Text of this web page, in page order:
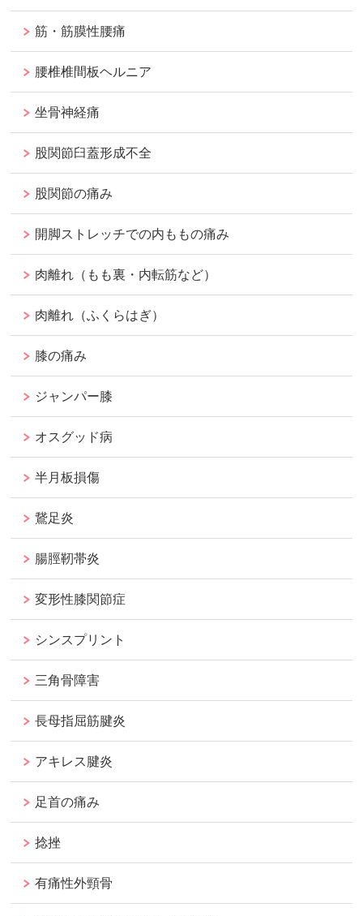
筋・筋膜性腰痛
腰椎椎間板ヘルニア
坐骨神経痛
股関節臼蓋形成不全
股関節の痛み
開脚ストレッチでの内ももの痛み
肉離れ（もも裏・内転筋など）
肉離れ（ふくらはぎ）
膝の痛み
ジャンパー膝
オスグッド病
半月板損傷
鵞足炎
腸脛靭帯炎
変形性膝関節症
シンスプリント
三角骨障害
長母指屈筋腱炎
アキレス腱炎
足首の痛み
捻挫
有痛性外頸骨